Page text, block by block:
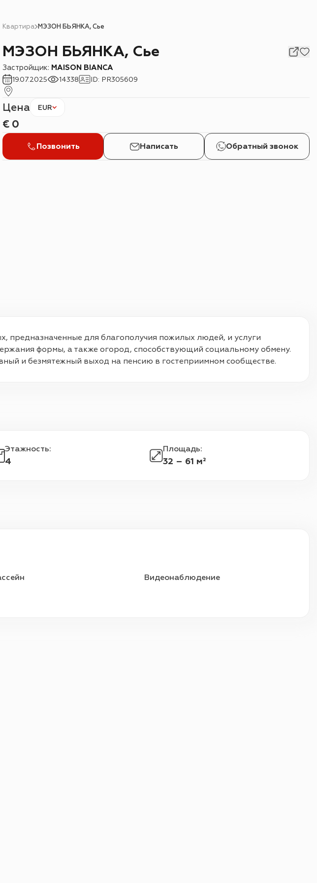
Квартира МЭЗОН БЬЯНКА, Сье
МЭЗОН БЬЯНКА, Сье
Застройщик: MAISON BIANCA
19.07.2025 14338 ID: PR305609
Цена EUR
€ 0
Позвонить Написать Обратный звонок
предназначенные для благополучия пожилых людей, и услуги
формы, а также огород, способствующий социальному обмену.
и безмятежный выход на пенсию в гостеприимном сообществе.
Этажность:
4
Площадь:
32 – 61 м²
Видеонаблюдение